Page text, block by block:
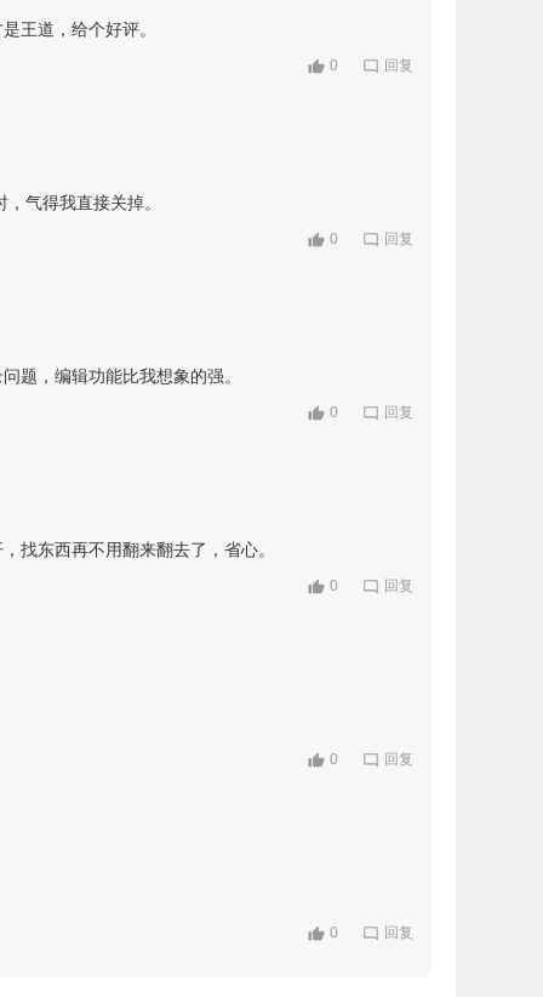
王道，给个好评。
0 回复
气得我直接关掉。
0 回复
题，编辑功能比我想象的强。
0 回复
找东西再不用翻来翻去了，省心。
0 回复
0 回复
0 回复